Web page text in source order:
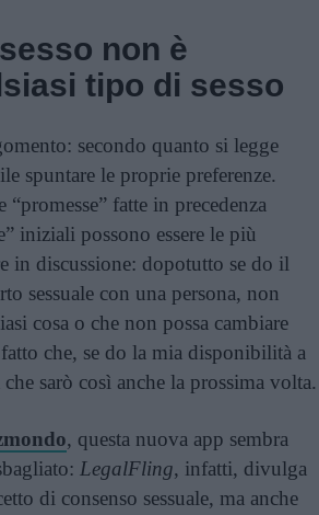
non è
tipo di sesso
secondo quanto si legge
spuntare le proprie preferenze.
fatte in precedenza
iniziali possono essere le più
in discussione: dopotutto se do il
sessuale con una persona, non
cosa o che non possa cambiare
che, se do la mia disponibilità a
sarò così anche la prossima volta.
, questa nuova app sembra
LegalFling, infatti, divulga
di consenso sessuale, ma anche